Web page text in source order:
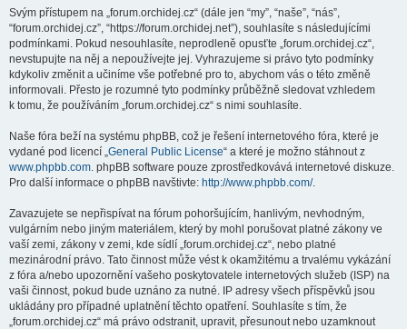
Svým přístupem na „forum.orchidej.cz“ (dále jen “my”, “naše”, “nás”,
“forum.orchidej.cz”, “https://forum.orchidej.net”), souhlasíte s následujícími
podmínkami. Pokud nesouhlasíte, neprodleně opusťte „forum.orchidej.cz“,
nevstupujte na něj a nepoužívejte jej. Vyhrazujeme si právo tyto podmínky
kdykoliv změnit a učiníme vše potřebné pro to, abychom vás o této změně
informovali. Přesto je rozumné tyto podmínky průběžně sledovat vzhledem
k tomu, že používáním „forum.orchidej.cz“ s nimi souhlasíte.
Naše fóra beží na systému phpBB, což je řešení internetového fóra, které je
vydané pod licencí „General Public License“ a které je možno stáhnout z
www.phpbb.com. phpBB software pouze zprostředkovává internetové diskuze.
Pro další informace o phpBB navštivte: http://www.phpbb.com/.
Zavazujete se nepřispívat na fórum pohoršujícím, hanlivým, nevhodným,
vulgárním nebo jiným materiálem, který by mohl porušovat platné zákony ve
vaší zemi, zákony v zemi, kde sídlí „forum.orchidej.cz“, nebo platné
mezinárodní právo. Tato činnost může vést k okamžitému a trvalému vykázání
z fóra a/nebo upozornění vašeho poskytovatele internetových služeb (ISP) na
vaši činnost, pokud bude uznáno za nutné. IP adresy všech příspěvků jsou
ukládány pro případné uplatnění těchto opatření. Souhlasíte s tím, že
„forum.orchidej.cz“ má právo odstranit, upravit, přesunout nebo uzamknout